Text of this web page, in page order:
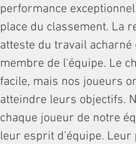
performance
place du classement. La
atteste du travail
membre de l'équipe. Le
facile, mais nos joueurs
atteindre leurs objectifs.
chaque joueur de notre
leur esprit d'équipe.